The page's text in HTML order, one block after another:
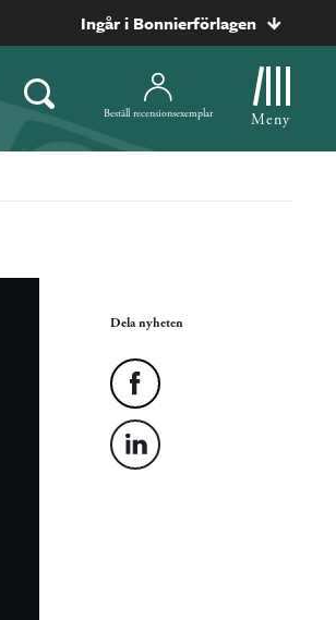
Ingår i Bonnierförlagen
Beställ recensionsexemplar Meny
Dela nyheten